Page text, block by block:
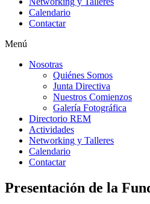
Calendario
Contactar
Menú
Nosotras
Quiénes Somos
Junta Directiva
Nuestros Comienzos
Galería Fotográfica
Directorio REM
Actividades
Networking y Talleres
Calendario
Contactar
Presentación de la